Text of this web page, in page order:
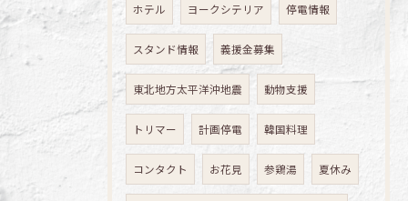
ホテル ヨークシテリア 停電情報
スタンド情報 義援金募集
東北地方太平洋沖地震 動物支援
トリマー 計画停電 韓国料理
コンタクト お花見 参鶏湯 夏休み